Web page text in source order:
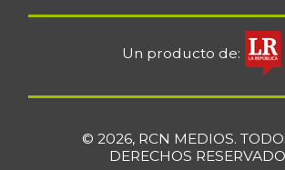
Un producto de:
© 2026, RCN MEDIOS.
DERECHOS